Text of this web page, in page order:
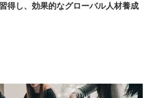
得し、効果的なグローバル人材養成